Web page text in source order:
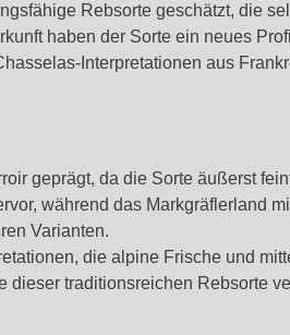
Rebsorte geschätzt, die
haben der Sorte ein neues
Interpretationen aus
geprägt, da die Sorte äußerst
während das Markgräflerland
Varianten.
die alpine Frische und
dieser traditionsreichen Rebsorte